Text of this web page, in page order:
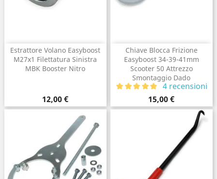
Estrattore Volano Easyboost
M27x1 Filettatura Sinistra
MBK Booster Nitro
Prezzo
12,00 €
Chiave Blocca Frizione
Easyboost 34-39-41mm
Scooter 50 Attrezzo
Smontaggio Dado
Prezzo
15,00 €
4 recensioni